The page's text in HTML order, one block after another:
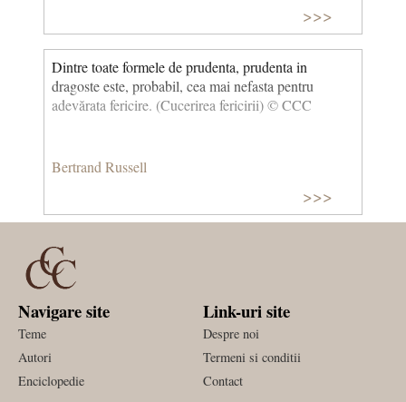
>>>
Dintre toate formele de prudenta, prudenta in
dragoste este, probabil, cea mai nefasta pentru
adevărata fericire. (Cucerirea fericirii) © CCC
Bertrand Russell
>>>
Navigare site
Teme
Autori
Enciclopedie
Link-uri site
Despre noi
Termeni si conditii
Contact